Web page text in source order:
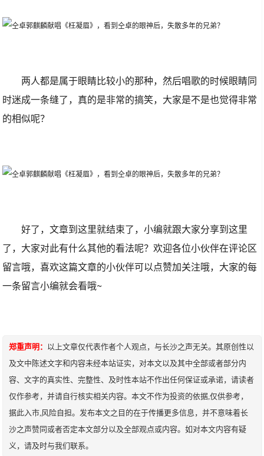
两人都是属于眼睛比较小的那种，然后唱歌的时候眼睛同
时迷成一条缝了，真的是非常的搞笑，大家是不是也觉得非常
的相似呢？
好了，文章到这里就结束了，小编就跟大家分享到这里
了，大家对此有什么其他的看法呢？欢迎各位小伙伴在评论区
留言哦，喜欢这篇文章的小伙伴可以点赞加关注哦，大家的每
一条留言小编就会看哦~
郑重声明： 以上文章仅代表作者个人观点，与长沙之声无关。其原创性以
及文中陈述文字和内容未经本站证实，对本文以及其中全部或者部分内
容、文字的真实性、完整性、及时性本站不作出任何保证或承诺，请读者
仅作参考，并请自行核实相关内容。本文不作为投资的依据,仅供参考，
据此入市,风险自担。发布本文之目的在于传播更多信息，并不意味着长
沙之声赞同或者否定本文部分以及全部观点或内容。如对本文内容有疑
义，请及时与我们联系。